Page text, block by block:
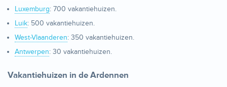
Luxemburg: 700 vakantiehuizen.
Luik: 500 vakantiehuizen.
West-Vlaanderen: 350 vakantiehuizen.
Antwerpen: 30 vakantiehuizen.
Vakantiehuizen in de Ardennen